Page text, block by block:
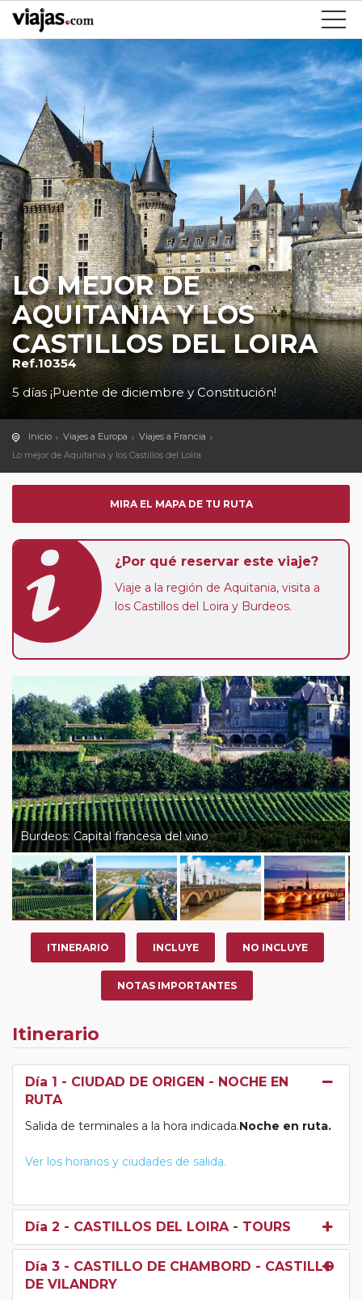
LO MEJOR DE
AQUITANIA Y LOS
CASTILLOS DEL LOIRA
Ref.10354
5 días ¡Puente de diciembre y Constitución!
Inicio Viajes a Europa
Viajes a Francia
Lo mejor de Aquitania y los Castillos del Loira
MIRA EL MAPA DE TU RUTA
¿Por qué reservar este viaje?
Viaje a la región de Aquitania, visita a
los Castillos del Loira y Burdeos.
Burdeos: Capital francesa del vino
ITINERARIO INCLUYE NO INCLUYE
NOTAS IMPORTANTES
Itinerario
Día 1 - CIUDAD DE ORIGEN - NOCHE EN
RUTA
Salida de terminales a la hora indicada.Noche en ruta.
Ver los horarios y ciudades de salida.
Día 2 - CASTILLOS DEL LOIRA - TOURS
Día 3 - CASTILLO DE CHAMBORD - CASTILLO
DE VILANDRY